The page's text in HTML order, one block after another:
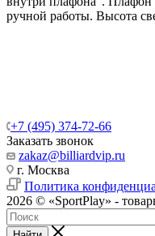
ручной работы. Высота
+7 (495) 374-72-66
Заказать звонок
zakaz@billiardvip.ru
г. Москва
Политика
2026 © «SportPlay» -